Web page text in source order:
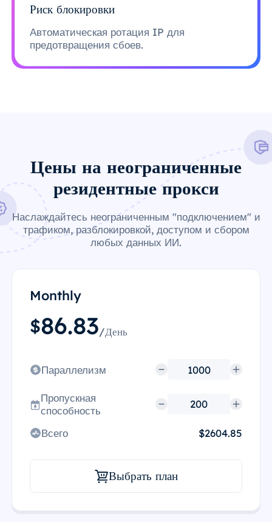
Риск блокировки
Автоматическая ротация IP для
предотвращения сбоев.
Цены на неограниченные
резидентные прокси
Наслаждайтесь неограниченным "подключением" и
трафиком, разблокировкой, доступом и сбором
любых данных ИИ.
Monthly
$86.83/День
Параллелизм
Пропускная
способность
Всего
$2604.85
Выбрать план